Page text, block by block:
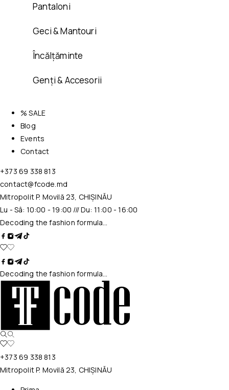
Pantaloni
Geci & Mantouri
Încălțăminte
Genți & Accesorii
% SALE
Blog
Events
Contact
+373 69 338 813
contact@fcode.md
Mitropolit P. Movilă 23, CHIȘINĂU
Lu - Sâ: 10:00 - 19:00 /// Du: 11:00 - 16:00
Decoding the fashion formula…
Decoding the fashion formula…
+373 69 338 813
Mitropolit P. Movilă 23, CHIȘINĂU